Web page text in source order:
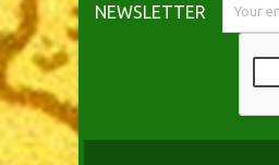
NEWSLETTER